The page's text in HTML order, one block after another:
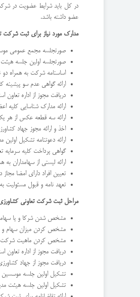
در کل باید شرایط عضویت در
عضو داشته باشد.
مدارک مورد نیاز برای ثبت شرکت
صورتجلسه مجمع عمومی
صورتجلسه اولین جلسه
اساسنامه شرکت به همراه
ارائه گواهی عدم سو پیشینه
دریافت مجوز از اداره تعاون
ارائه مدارک شناسایی کلیه
ارائه سه قطعه عکس از هر
اخذ و ارائه مجوز جهاد
ارائه دعوتنامه تشکیل
گواهی پرداخت کلیه
ارائه لیستی از سهامداران
تعیین افراد دارای امضا
تعهد نامه و قبول مسئولیت
مراحل ثبت شرکت تعاونی
مشخص شدن شرکا و یا
مشخص کردن میزان سهام و
مشخص کردن ماهیت شرکت
دریافت مجوز از اداره
دریافت مجوز از جهاد
تشکیل اولین جلسه موسسین
تشکیل اولین جلسه هیئت